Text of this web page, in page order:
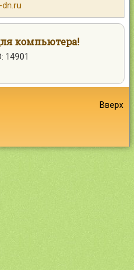
Войти
компьютера!
14901
Вверх